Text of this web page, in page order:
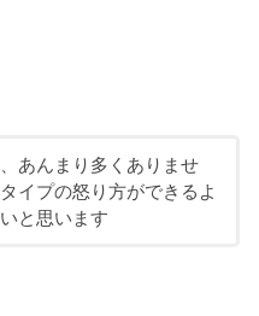
あんまり多くありませ
イプの怒り方ができるよ
と思います